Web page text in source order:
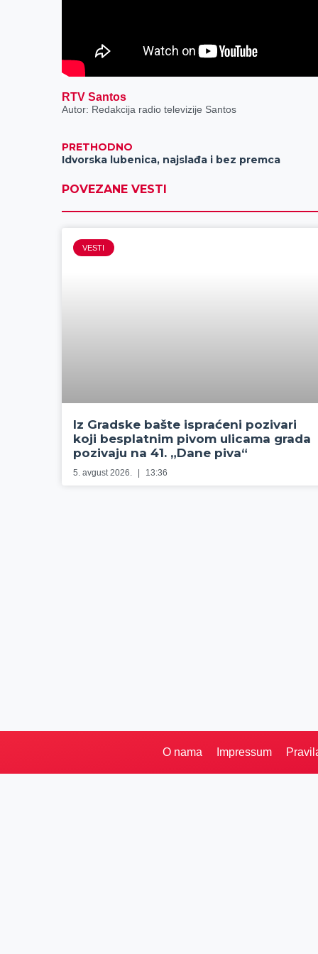
RTV Santos
Autor: Redakcija radio televizije Santos
PRETHODNO
Idvorska lubenica, najslađa i bez premca
POVEZANE VESTI
VESTI
Iz Gradske bašte ispraćeni pozivari
koji besplatnim pivom ulicama grada
pozivaju na 41. „Dane piva“
5. avgust 2026. 13:36
O nama Impressum